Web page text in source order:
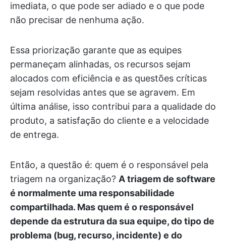
imediata, o que pode ser adiado e o que pode
não precisar de nenhuma ação.
Essa priorização garante que as equipes
permaneçam alinhadas, os recursos sejam
alocados com eficiência e as questões críticas
sejam resolvidas antes que se agravem. Em
última análise, isso contribui para a qualidade do
produto, a satisfação do cliente e a velocidade
de entrega.
Então, a questão é: quem é o responsável pela
triagem na organização? A triagem de software
é normalmente uma responsabilidade
compartilhada. Mas quem é o responsável
depende da estrutura da sua equipe, do tipo de
problema (bug, recurso, incidente) e do